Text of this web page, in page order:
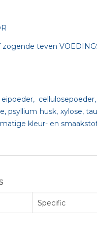
teven
psyllium husk, xylose,
kleur- en
Specific